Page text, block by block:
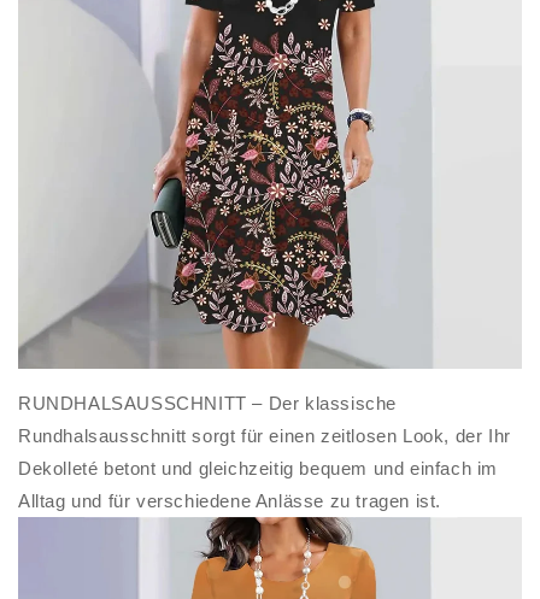
RUNDHALSAUSSCHNITT – Der klassische
Rundhalsausschnitt sorgt für einen zeitlosen Look, der Ihr
Dekolleté betont und gleichzeitig bequem und einfach im
Alltag und für verschiedene Anlässe zu tragen ist.